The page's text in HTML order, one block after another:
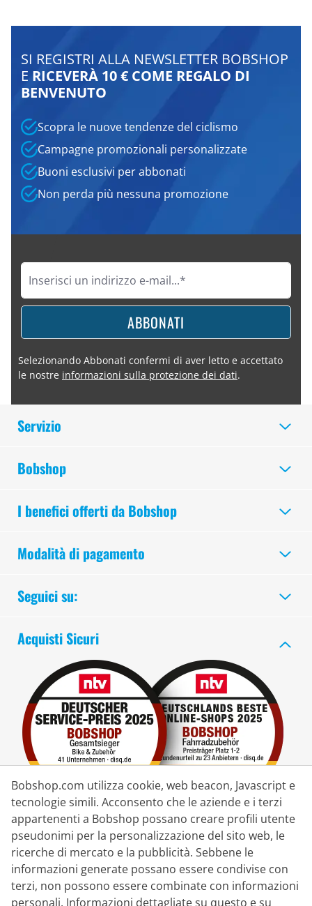
SI REGISTRI ALLA NEWSLETTER BOBSHOP
E RICEVERÀ 10 € COME REGALO DI
BENVENUTO
Scopra le nuove tendenze del ciclismo
Campagne promozionali personalizzate
Buoni esclusivi per abbonati
Non perda più nessuna promozione
ABBONATI
Selezionando Abbonati confermi di aver letto e accettato
le nostre informazioni sulla protezione dei dati.
Servizio
Bobshop
I benefici offerti da Bobshop
Modalità di pagamento
Contatto
Seguici su:
Acquisti Sicuri
Partner di Consegna
Bobshop.com utilizza cookie, web beacon, Javascript e
tecnologie simili. Acconsento che le aziende e i terzi
appartenenti a Bobshop possano creare profili utente
pseudonimi per la personalizzazione del sito web, le
ricerche di mercato e la pubblicità. Sebbene le
informazioni generate possano essere condivise con
terzi, non possono essere combinate con informazioni
personali. Informazioni dettagliate su questo e su